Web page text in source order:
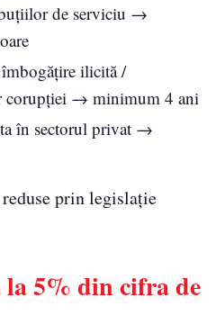
de serviciu →
ilicită /
corupției → minimum 4 ani
în sectorul privat →
prin legislație
la 5% din cifra de